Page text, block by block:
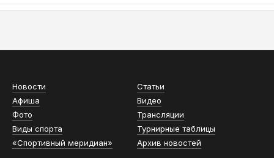
Новости
Статьи
Афиша
Видео
Фото
Трансляции
Виды спорта
Турнирные таблицы
«Спортивный меридиан»
Архив новостей